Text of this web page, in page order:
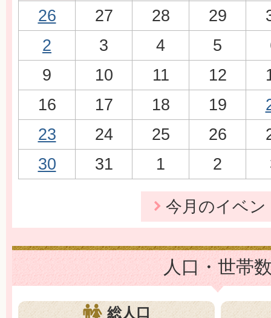
26 27 28 29
2
3 4 5
9
10 11 12
16
17 18 19
23
24 25 26
30
31 1 2
今月のイベン
人口・世帯
総人口